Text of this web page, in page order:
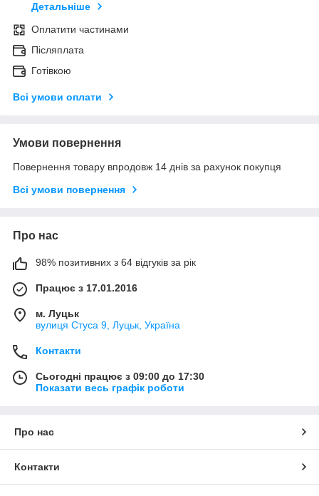
Детальніше
Оплатити частинами
Післяплата
Готівкою
Всі умови оплати
Умови повернення
Повернення товару впродовж 14 днів за рахунок покупця
Всі умови повернення
Про нас
98% позитивних з 64 відгуків за рік
Працює з 17.01.2016
м. Луцьк
вулиця Стуса 9, Луцьк, Україна
Контакти
Сьогодні працює з 09:00 до 17:30
Показати весь графік роботи
Про нас
Контакти